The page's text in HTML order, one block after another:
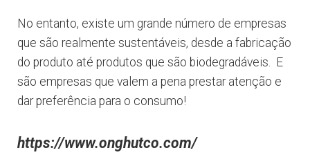
No entanto, existe um grande número de empresas
que são realmente sustentáveis, desde a fabricação
do produto até produtos que são biodegradáveis. E
são empresas que valem a pena prestar atenção e
dar preferência para o consumo!
https://www.onghutco.com/